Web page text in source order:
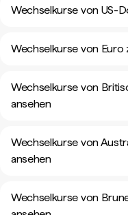
Wechselkurse von US-
Wechselkurse von Euro
Wechselkurse von
ansehen
Wechselkurse von
ansehen
Wechselkurse von